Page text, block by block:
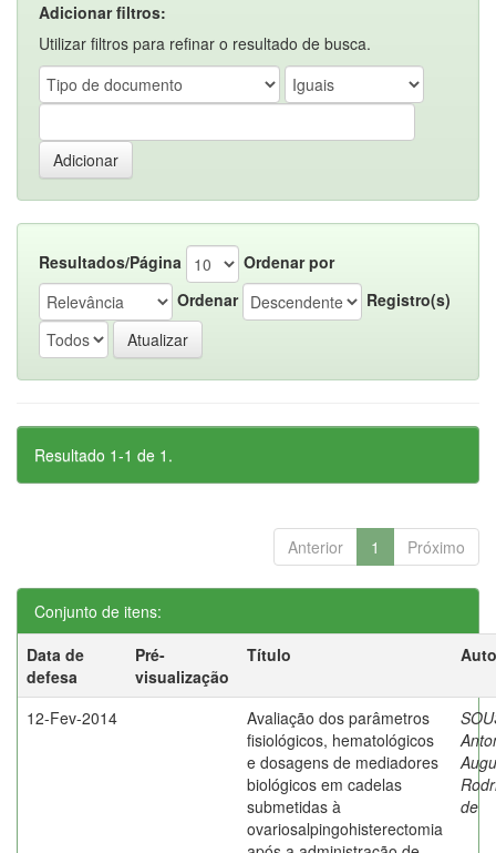
Adicionar filtros:
Utilizar filtros para refinar o resultado de busca.
Resultados/Página
Ordenar por
Ordenar
Registro(s)
Resultado 1-1 de 1.
Anterior 1 Próximo
Conjunto de itens:
Data de
defesa
Pré-
visualização
Título
12-Fev-2014
Avaliação dos parâmetros
fisiológicos, hematológicos
e dosagens de mediadores
biológicos em cadelas
submetidas à
ovariosalpingohisterectomia
de